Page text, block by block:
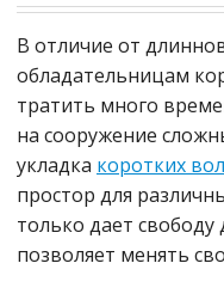
В отличие от
обладательницам
тратить много
на сооружение
укладка коротких
простор для
только дает
позволяет менять